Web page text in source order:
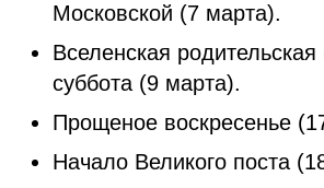
Московской (7 марта).
Вселенская
суббота (9 марта).
Прощеное воскресенье
Начало Великого поста